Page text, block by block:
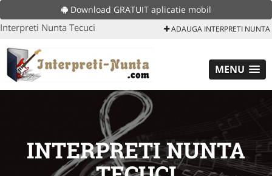
Download GRATUIT aplicatie mobil
Interpreti Nunta Tecuci ADAUGA INTERPRETI NUNTA
MENU
INTERPRETI NUNTA